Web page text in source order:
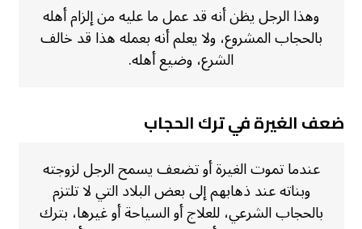
وهذا الرجل يظن أنه قد عمل ما عليه من إلزام أهله
بالحجاب المشروع، ولا يعلم أنه بعمله هذا قد خالف
الشرع، وضيع أهله.
ضعف الغيرة في ترك الحجاب
عندما تموت الغيرة أو تضعف يسمح الرجل لزوجته
وبناته عند ذهابهم إلى بعض البلاد التي لا تلتزم
بالحجاب الشرعي، للعلاج أو السياحة أو غيرها، بترك